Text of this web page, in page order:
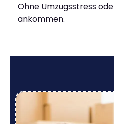
Ohne Umzugsstress
ankommen.